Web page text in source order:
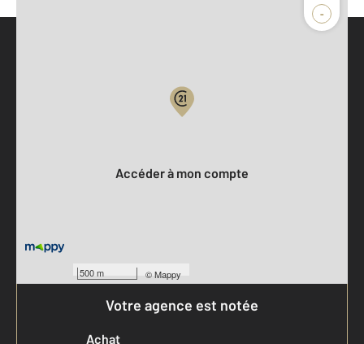
-
500 m ©Mappy
Accéder à mon compte
Votre agence est notée
Achat